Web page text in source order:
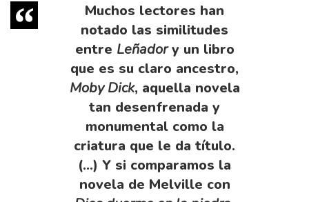
Muchos lectores han
notado las similitudes
entre Leñadory un libro
que es su claro ancestro,
Moby Dick, aquella novela
tan desenfrenada y
monumental como la
criatura que le da título.
(…) Y si comparamos la
novela de Melville con